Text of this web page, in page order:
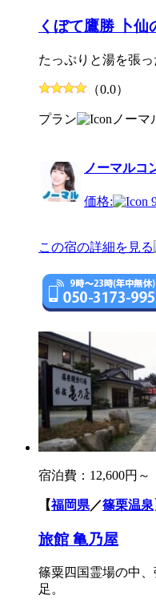
くぼて鷹勝 卜仙
たっぷりと湯を張
（0.0）
プラン ノーマ
ノーマルコ
価格:
この宿の詳細を見る
宿泊費： 12,600円～
【福岡県／篠栗温泉
旅館 亀乃屋
篠粟四国霊場の中
足。